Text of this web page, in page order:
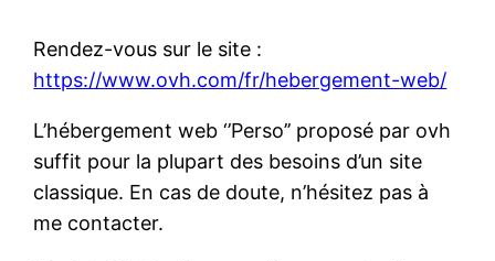
Rendez-vous sur le site :
https://www.ovh.com/fr/hebergement-web/
L’hébergement web ‘’Perso’’ proposé par ovh
suffit pour la plupart des besoins d’un site
classique. En cas de doute, n’hésitez pas à
me contacter.